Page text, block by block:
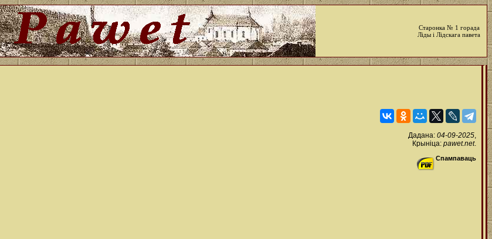
Старонка № 1 горада
Ліды і Лідскага павета
Дадана: 04-09-2025,
Крыніца: pawet.net.
Спампаваць